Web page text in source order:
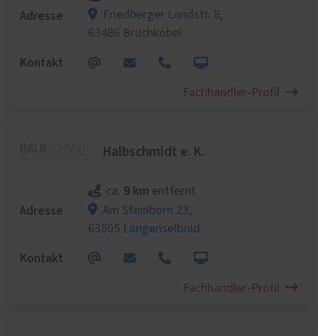
Adresse
Friedberger Landstr. 8,
63486 Bruchköbel
Kontakt
Fachhändler-Profil
Halbschmidt e. K.
Adresse
ca. 9 km entfernt
Am Steinborn 23,
63505 Langenselbold
Kontakt
Fachhändler-Profil